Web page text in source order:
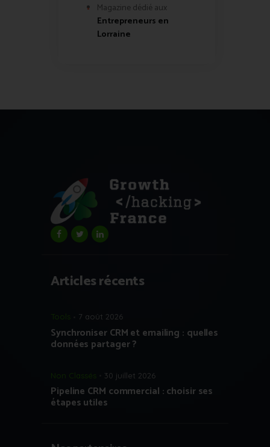
Magazine dédié aux
Entrepreneurs en
Lorraine
Articles récents
Tools 7 août 2026
Synchroniser CRM et emailing : quelles
données partager ?
Non Classés 30 juillet 2026
Pipeline CRM commercial : choisir ses
étapes utiles